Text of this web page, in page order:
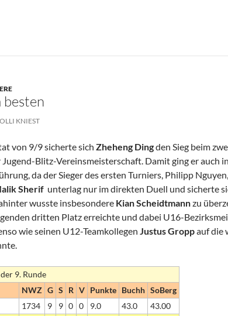
OLLI KNIEST
von 9/9 sicherte sich Zheheng Dingden Sieg beim
Blitz-Vereinsmeisterschaft. Damit ging er auch
da der Sieger des ersten Turniers, Philipp
Sherif unterlag nur im direkten Duell und sicherte
wusste insbesondere Kian Scheidtmannzu
dritten Platz erreichte und dabei U16-
wie seinen U12-Teamkollegen Justus Groppauf die
9. Runde
NWZ G S R V Punkte Buchh SoBerg
1734 9 9 0 0 9.0 43.0
43.00